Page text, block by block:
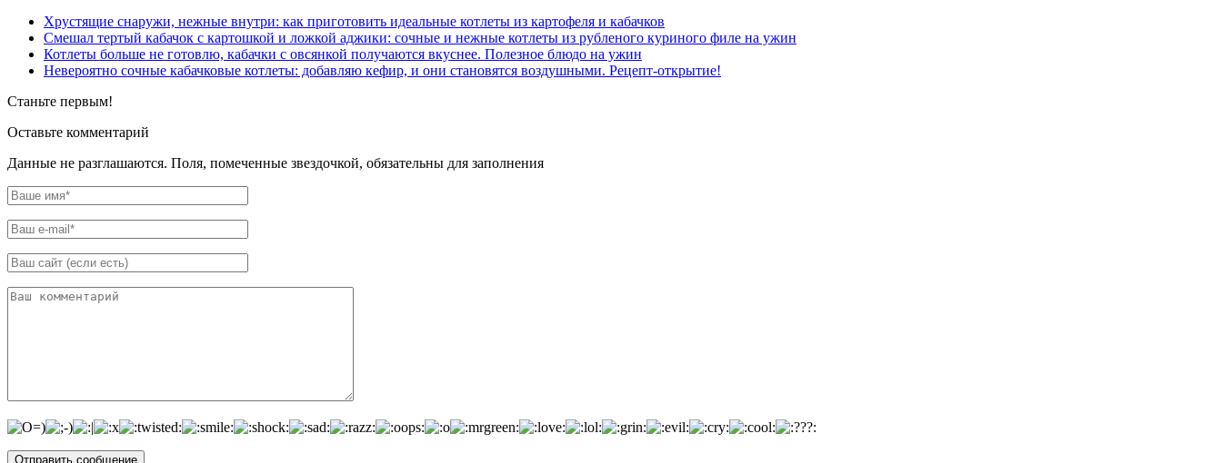
Хрустящие снаружи, нежные внутри: как приготовить идеальные котлеты из картофеля и кабачков
Смешал тертый кабачок с картошкой и ложкой аджики: сочные и нежные котлеты из рубленого куриного филе на ужин
Котлеты больше не готовлю, кабачки с овсянкой получаются вкуснее. Полезное блюдо на ужин
Невероятно сочные кабачковые котлеты: добавляю кефир, и они становятся воздушными. Рецепт-открытие!
Станьте первым!
Оставьте комментарий
Данные не разглашаются. Поля, помеченные звездочкой, обязательны для заполнения